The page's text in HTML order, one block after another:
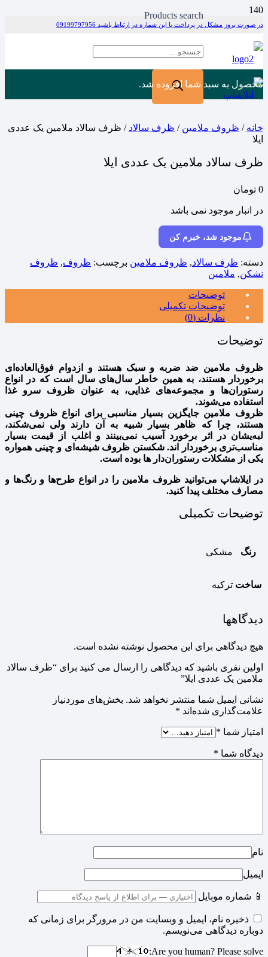
در صورت بروز مشکل در پرداخت با این شماره در ارتباط باشید 09199797956
Products search
محصول به سبد شما افزوده شد.
خانه / ظروف ملامین / ظرف سالاد / ظرف سالاد ملامین یک عددی
ایلا
ظرف سالاد ملامین یک عددی ایلا
0 تومان
در انبار موجود نمی باشد
موجود شد، خبرم کن
دسته: ظرف سالاد, ظروف ملامین برچسب: ظروف, ظروف
نشکن, ملامین
توضیحات
توضیحات تکمیلی
نظرات (0)
توضیحات
ظروف ملامین ضد ضربه و سبک هستند و ازدوام فوق‌العاده‌ای
برخوردار هستند، به همین خاطر سال‌های سال است که در انواع
رستوران‌ها و مجموعه‌های غذایی، به عنوان ظروف سرو غذا
استفاده می‌شوند.
ظروف ملامین جایگزین بسیار مناسبی برای انواع ظروف چینی
هستند، چرا که ظاهر بسیار شبیه به آن دارند ولی نمی‌شکند،
لبه‌یشان در اثر برخورد آسیب نمی‌بینند و اغلب از قیمت بسیار
مناسب‌تری برخوردار اند. شکستن ظروف شیشه‌ای و چینی همواره
یکی از مشکلات رستوران‌دار ها بوده است.
در ایلاشاپ می‌توانید ظروف ملامین را در انواع طرح‌ها و رنگ‌ها و
مصارف مختلف پیدا کنید.
توضیحات تکمیلی
رنگ مشکی
ساخت ترکیه
دیدگاهها
هیچ دیدگاهی برای این محصول نوشته نشده است.
اولین نفری باشید که دیدگاهی را ارسال می کنید برای “ظرف سالاد
ملامین یک عددی ایلا”
نشانی ایمیل شما منتشر نخواهد شد. بخش‌های موردنیاز
علامت‌گذاری شده‌اند *
امتیاز شما *
دیدگاه شما *
نام
ایمیل
📱 شماره موبایل
ذخیره نام، ایمیل و وبسایت من در مرورگر برای زمانی که
دوباره دیدگاهی می‌نویسم.
Are you human? Please solve: